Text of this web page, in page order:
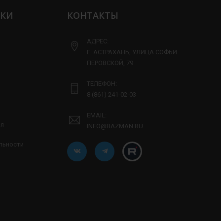
КОНТАКТЫ
АДРЕС:
Г. АСТРАХАНЬ, УЛИЦА СОФЬИ
ПЕРОВСКОЙ, 79
ТЕЛЕФОН:
8 (861) 241-02-03
EMAIL:
INFO@BAZMAN.RU